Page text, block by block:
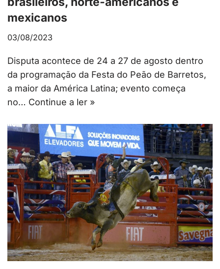
mexicanos
03/08/2023
Disputa acontece de 24 a 27 de agosto dentro
da programação da Festa do Peão de Barretos,
a maior da América Latina; evento começa
no… Continue a ler »